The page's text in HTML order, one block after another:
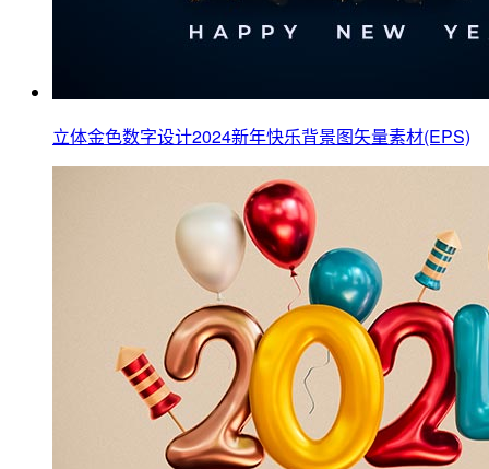
立体金色数字设计2024新年快乐背景图矢量素材(EPS)